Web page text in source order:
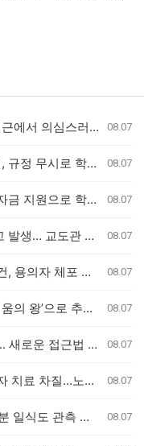
캐나다 브리티시컬럼비아주, 휴화산 인근에서 의심스러운 산불 잇따라 발생 08.07
뉴펀들랜드 래브라도주 아동 보호 시설, 규정 무시로 학대 사건 은폐 의혹 08.07
캐나다 북서부, 교직원 부족과 저조한 자금 지원으로 학교 결석률 심화 우려 08.07
에드먼턴 교정시설 이송 중 비극적 사고 발생… 교도관 2명 및 수감자 1명 사망 08.07
토론토 살사 온 세인트 클레어 총격 사건, 용의자 체포 발표 예정 08.07
캐나다의 밤 문화를 개척한 존 쿡, ‘즐거움의 왕’으로 추모받다 08.07
캐나다, 산불 시즌 악화에도 대비 부족... 새로운 접근법 필요 08.07
캐나다 병원, 자금 부족과 과부하로 환자 치료 차질…노조 "대책 마련 시급" 08.07
캐나다, '별똥별 크리스마스'와 함께 부분 일식도 관측 가능 08.07